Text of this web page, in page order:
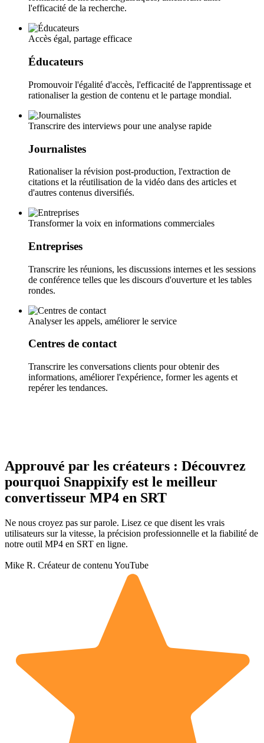
l'efficacité de la recherche.
Accès égal, partage efficace
Éducateurs
Promouvoir l'égalité d'accès, l'efficacité de l'apprentissage et
rationaliser la gestion de contenu et le partage mondial.
Transcrire des interviews pour une analyse rapide
Journalistes
Rationaliser la révision post-production, l'extraction de
citations et la réutilisation de la vidéo dans des articles et
d'autres contenus diversifiés.
Transformer la voix en informations commerciales
Entreprises
Transcrire les réunions, les discussions internes et les sessions
de conférence telles que les discours d'ouverture et les tables
rondes.
Analyser les appels, améliorer le service
Centres de contact
Transcrire les conversations clients pour obtenir des
informations, améliorer l'expérience, former les agents et
repérer les tendances.
Approuvé par les créateurs : Découvrez
pourquoi Snappixify est le meilleur
convertisseur MP4 en SRT
Ne nous croyez pas sur parole. Lisez ce que disent les vrais
utilisateurs sur la vitesse, la précision professionnelle et la fiabilité de
notre outil MP4 en SRT en ligne.
Mike R. Créateur de contenu YouTube